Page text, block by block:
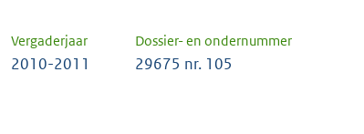
Vergaderjaar Dossier- en ondernummer
2010-2011 29675 nr. 105